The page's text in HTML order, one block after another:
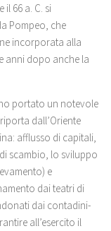
il 66 a. C. si
Pompeo, che
incorporata alla
anni dopo anche la
portato un notevole
dall’Oriente
afflusso di capitali,
scambio, lo sviluppo
e
dai teatri di
dai contadini-
all’esercito il